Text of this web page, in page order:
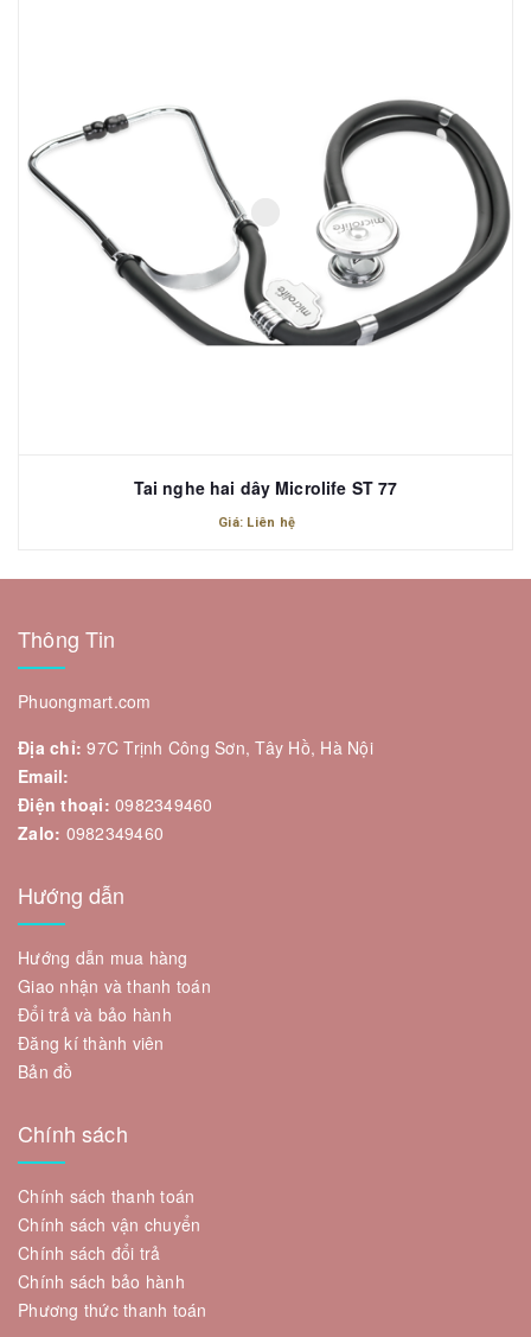
Tai nghe hai dây Microlife ST 77
Giá: Liên hệ
Thông Tin
Phuongmart.com
Địa chỉ: 97C Trịnh Công Sơn, Tây Hồ, Hà Nội
Email:
Điện thoại: 0982349460
Zalo: 0982349460
Hướng dẫn
Hướng dẫn mua hàng
Giao nhận và thanh toán
Đổi trả và bảo hành
Đăng kí thành viên
Bản đồ
Chính sách
Chính sách thanh toán
Chính sách vận chuyển
Chính sách đổi trả
Chính sách bảo hành
Phương thức thanh toán